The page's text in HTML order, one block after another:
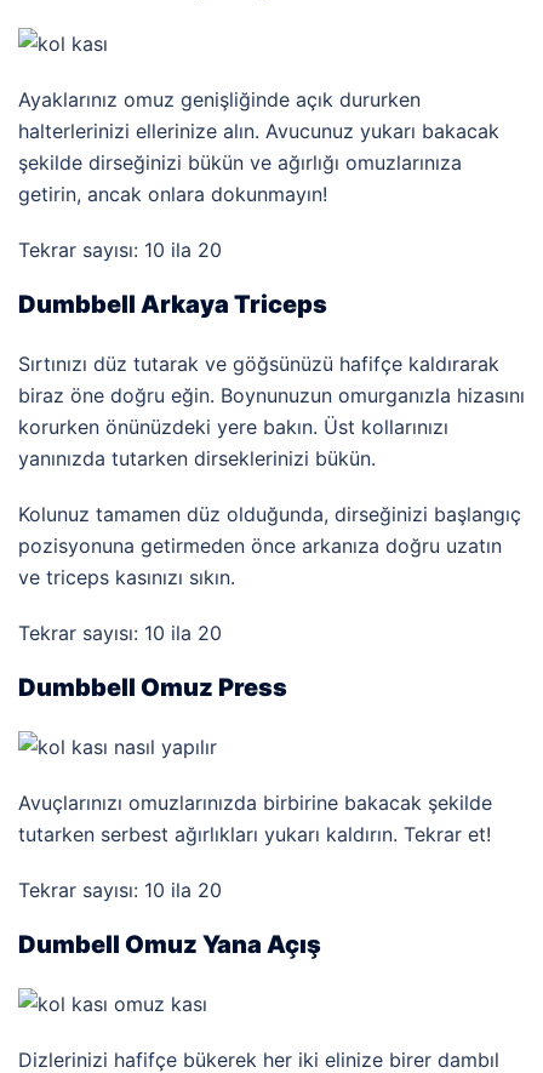
Ayaklarınız omuz genişliğinde açık dururken
halterlerinizi ellerinize alın. Avucunuz yukarı bakacak
şekilde dirseğinizi bükün ve ağırlığı omuzlarınıza
getirin, ancak onlara dokunmayın!
Tekrar sayısı: 10 ila 20
Dumbbell Arkaya Triceps
Sırtınızı düz tutarak ve göğsünüzü hafifçe kaldırarak
biraz öne doğru eğin. Boynunuzun omurganızla hizasını
korurken önünüzdeki yere bakın. Üst kollarınızı
yanınızda tutarken dirseklerinizi bükün.
Kolunuz tamamen düz olduğunda, dirseğinizi başlangıç
pozisyonuna getirmeden önce arkanıza doğru uzatın
ve triceps kasınızı sıkın.
Tekrar sayısı: 10 ila 20
Dumbbell Omuz Press
Avuçlarınızı omuzlarınızda birbirine bakacak şekilde
tutarken serbest ağırlıkları yukarı kaldırın. Tekrar et!
Tekrar sayısı: 10 ila 20
Dumbell Omuz Yana Açış
Dizlerinizi hafifçe bükerek her iki elinize birer dambıl